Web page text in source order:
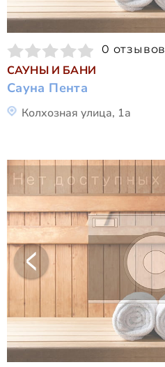
0 отзывов
САУНЫ И БАНИ
Сауна Пента
Колхозная улица, 1а